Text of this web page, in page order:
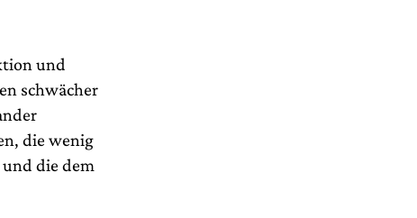
und
schwächer
die wenig
die dem